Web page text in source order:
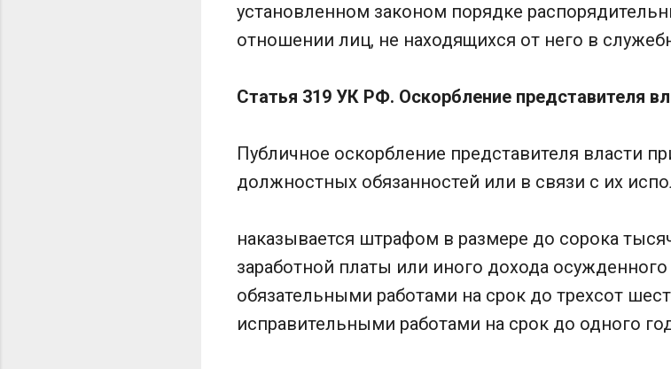
установленном законом порядке
отношении лиц, не находящихся от него в
Статья 319 УК РФ. Оскорбление представителя
Публичное оскорбление представителя власти
должностных обязанностей или в связи с их
наказывается штрафом в размере до сорока
заработной платы или иного дохода
обязательными работами на срок до трехсот
исправительными работами на срок до одного